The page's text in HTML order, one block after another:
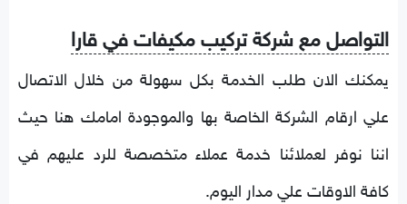
التواصل مع شركة تركيب مكيفات في قارا
يمكنك الان طلب الخدمة بكل سهولة من خلال الاتصال
علي ارقام الشركة الخاصة بها والموجودة امامك هنا حيث
اننا نوفر لعملائنا خدمة عملاء متخصصة للرد عليهم في
كافة الاوقات علي مدار اليوم.